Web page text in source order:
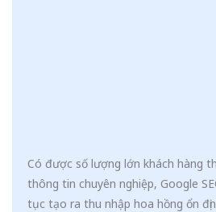
Có được số lượng lớn khách hàng
thông tin chuyên nghiệp, Google
tục tạo ra thu nhập hoa hồng ổn